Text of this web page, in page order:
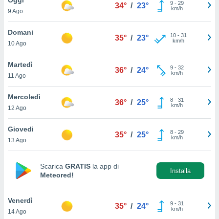
è
al sito
di
ci
di
il
un
la
nella
9 Ago
34° / 23° 9- 29
km/h
Domani
10 Ago
35° / 23° 10- 31
km/h
Martedì
11 Ago
36° / 24° 9- 32
km/h
Mercoledì
12 Ago
36° / 25° 8- 31
km/h
Giovedi
13 Ago
35° / 25° 8- 29
km/h
Scarica GRATIS la app di
Meteored!
Installa
Venerdì
14 Ago
35° / 24° 9- 31
km/h